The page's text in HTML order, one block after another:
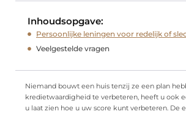
Inhoudsopgave:
Persoonlijke leningen voor redelijk of
Veelgestelde vragen
Niemand bouwt een huis tenzij ze een plan
kredietwaardigheid te verbeteren, heeft u ook
u laat zien hoe u uw score kunt verbeteren. De